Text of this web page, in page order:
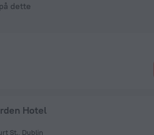
dette
Hotel
St., Dublin